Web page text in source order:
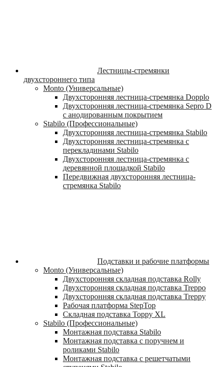
Лестницы-стремянки
двухстороннего типа
Monto (Универсальные)
Двухсторонняя лестница-стремянка Dopplo
Двухсторонняя лестница-стремянка Sepro D
с анодированным покрытием
Stabilo (Профессиональные)
Двухсторонняя лестница-стремянка Stabilo
Двухсторонняя лестница-стремянка с
перекладинами Stabilo
Двухсторонняя лестница-стремянка с
деревянной площадкой Stabilo
Передвижная двухсторонняя лестница-
стремянка Stabilo
Подставки и рабочие платформы
Monto (Универсальные)
Двухсторонняя складная подставка Rolly
Двухсторонняя складная подставка Treppo
Двухсторонняя складная подставка Treppy
Рабочая платформа StepTop
Складная подставка Toppy XL
Stabilo (Профессиональные)
Монтажная подставка Stabilo
Монтажная подставка с поручнем и
роликами Stabilo
Монтажная подставка с решетчатыми